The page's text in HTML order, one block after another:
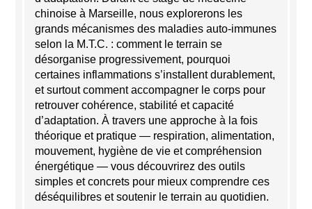
chinoise à Marseille, nous explorerons les
grands mécanismes des maladies auto-immunes
selon la M.T.C. : comment le terrain se
désorganise progressivement, pourquoi
certaines inflammations s’installent durablement,
et surtout comment accompagner le corps pour
retrouver cohérence, stabilité et capacité
d’adaptation. À travers une approche à la fois
théorique et pratique — respiration, alimentation,
mouvement, hygiène de vie et compréhension
énergétique — vous découvrirez des outils
simples et concrets pour mieux comprendre ces
déséquilibres et soutenir le terrain au quotidien.